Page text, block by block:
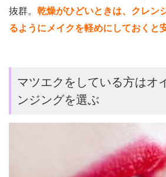
抜群。 乾燥がひどいときは、クレン
るようにメイクを軽めにしておくと
マツエクをしている方はオ
ンジングを選ぶ